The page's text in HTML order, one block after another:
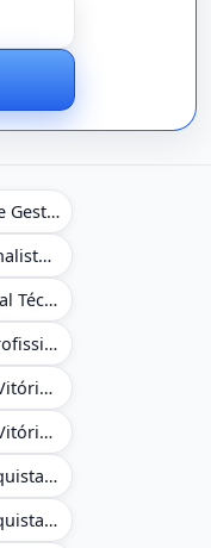
Apostila NAV Brasil 2026 - Analista de Gestão
Apostila NAV Brasil 2026 em PDF - Analista de Gestão
Apostila NAV Brasil 2026 - Profissional Técnico de Navegação Aérea - Operador de Torre de Controle
Apostila NAV Brasil 2026 em PDF - Profissional Técnico de Navegação Aérea - Operador de Torre de Controle
Caderno de Questões Prefeitura de Vitória da Conquista - BA - Conhecimentos Gerais - 450 Questões Gabaritadas
Caderno de Questões Prefeitura de Vitória da Conquista em PDF - BA - Conhecimentos Gerais - 450 Questões Gabaritadas
Combo Prefeitura de Vitória da Conquista - BA 2026 - Monitor Escolar (Educação Infantil e Cobertura das AC'S)
Combo Prefeitura de Vitória da Conquista - BA 2026 - Monitor Escolar (Educação Infantil e Cobertura das AC'S)